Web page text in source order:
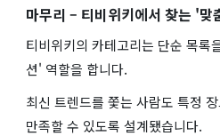
마무리 – 티비위키에서 찾는 '맞
티비위키의 카테고리는 단순 목록
션' 역할을 합니다.
최신 트렌드를 쫓는 사람도 특정
만족할 수 있도록 설계됐습니다.